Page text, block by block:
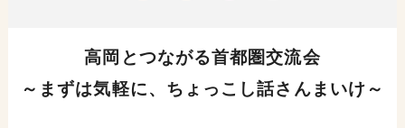
高岡とつながる首都圏交流会
～まずは気軽に、ちょっこし話さんまいけ～